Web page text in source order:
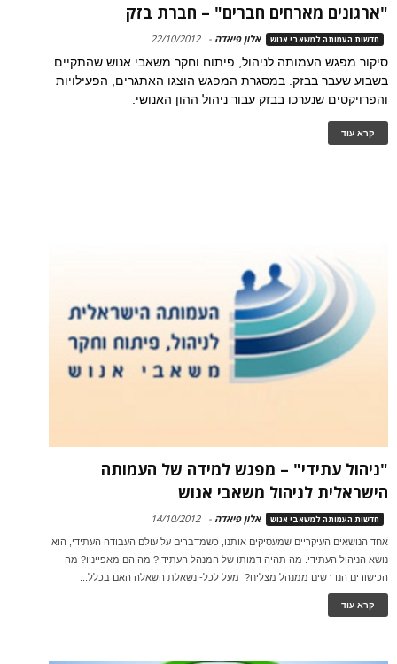
"ארגונים מארחים חברים" – חברת בזק
חדשות העמותה למשאבי אנוש אלון פיאדה -
22/10/2012
סיקור מפגש העמותה לניהול, פיתוח וחקר משאבי אנוש שהתקיים
בשבוע שעבר בבזק. במסגרת המפגש הוצגו האתגרים, הפעילויות
והפרויקטים שנערכו בבזק עבור ניהול ההון האנושי.
קרא עוד
"ניהול עתידי" – מפגש למידה של העמותה
הישראלית לניהול משאבי אנוש
חדשות העמותה למשאבי אנוש אלון פיאדה -
14/10/2012
אחד הנושאים העיקריים שמעסיקים אותנו, כשמדברים על עולם העבודה העתידי, הוא
נושא הניהול העתידי. מה תהיה דמותו של המנהל העתידי? מה הם מאפייניו? מה
הכישורים הנדרשים ממנהל מצליח? מעל לכל- נשאלת השאלה האם בכלל...
קרא עוד